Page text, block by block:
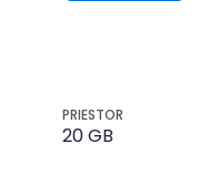
PRIESTOR
20 GB